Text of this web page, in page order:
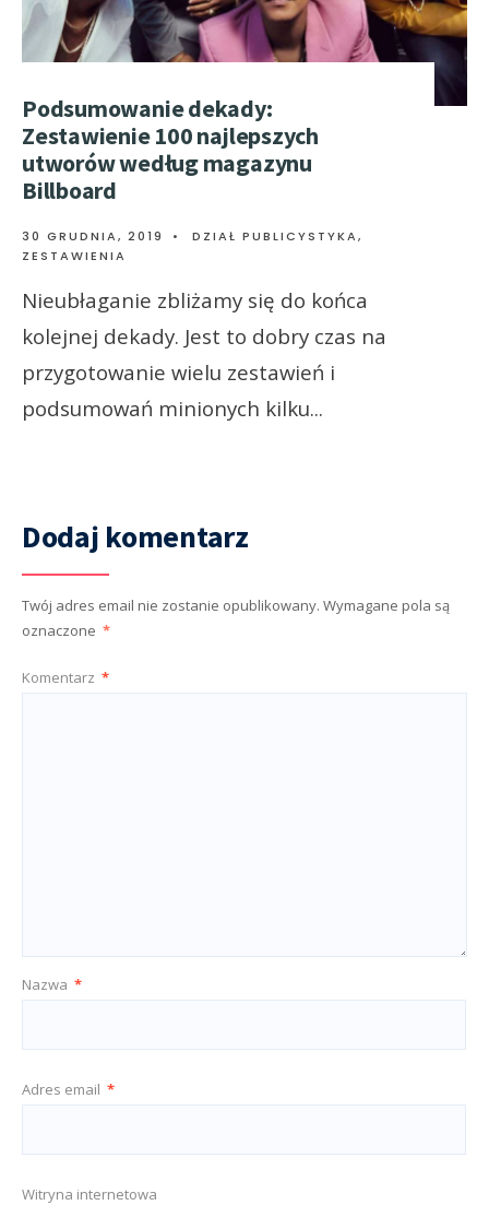
Podsumowanie dekady:
Zestawienie 100 najlepszych
utworów według magazynu
Billboard
30 GRUDNIA, 2019 • DZIAŁ PUBLICYSTYKA,
ZESTAWIENIA
Nieubłaganie zbliżamy się do końca
kolejnej dekady. Jest to dobry czas na
przygotowanie wielu zestawień i
podsumowań minionych kilku...
Dodaj komentarz
Twój adres email nie zostanie opublikowany. Wymagane pola są
oznaczone *
Komentarz *
Nazwa *
Adres email *
Witryna internetowa